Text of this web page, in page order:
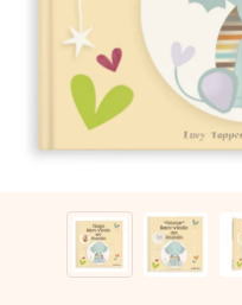
dela, uma foto ou uma
coração. Sem
momento especial.